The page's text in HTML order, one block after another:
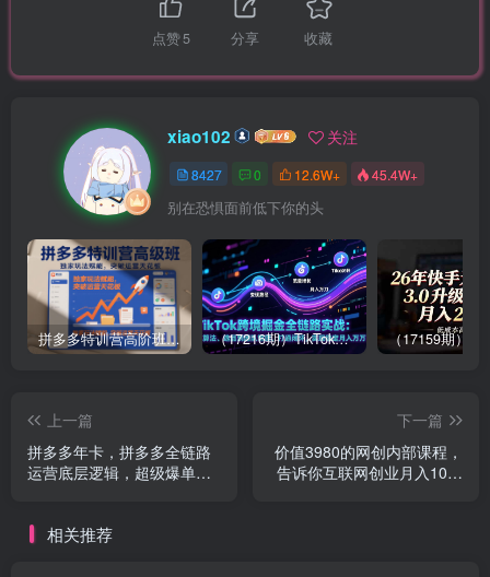
点赞5 分享 收藏
xiao102 关注
8427 0 12.6W+ 45.4W+
别在恐惧面前低下你的头
拼多多特训营高阶班，独家玩法赋能，突破运营天花板（更新26年1月） （17216期）TikTok跨境掘金全链路实战：从算法、选品到团队管理，打通闭环，实现稳定月入万刀
上一篇
拼多多年卡，拼多多全链路
运营底层逻辑，超级爆单术
下一篇
价值3980的网创内部课程，
告诉你互联网创业月入10个
相关推荐